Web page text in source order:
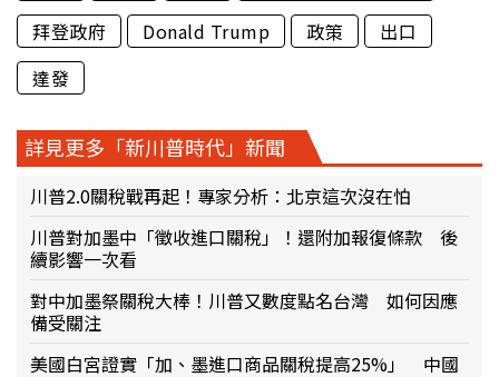
拜登政府
Donald Trump 政策
出口
達發
詳見更多「新川普時代」新聞
川普2.0關稅戰再起！專家分析：北京這次沒在怕
川普對加墨中「徵收進口關稅」！還附加報復條款 後
續影響一次看
對中加墨祭關稅大棒！川普又數度點名台灣 如何因應
備受關注
美國白宮證實「加、墨進口商品關稅提高25%」 中國